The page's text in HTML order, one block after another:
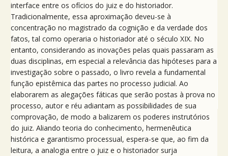
interface entre os ofícios do juiz e do historiador.
Tradicionalmente, essa aproximação deveu-se à
concentração no magistrado da cognição e da verdade dos
fatos, tal como operaria o historiador até o século XIX. No
entanto, considerando as inovações pelas quais passaram as
duas disciplinas, em especial a relevância das hipóteses para a
investigação sobre o passado, o livro revela a fundamental
função epistêmica das partes no processo judicial. Ao
elaborarem as alegações fáticas que serão postas à prova no
processo, autor e réu adiantam as possibilidades de sua
comprovação, de modo a balizarem os poderes instrutórios
do juiz. Aliando teoria do conhecimento, hermenêutica
histórica e garantismo processual, espera-se que, ao fim da
leitura, a analogia entre o juiz e o historiador surja